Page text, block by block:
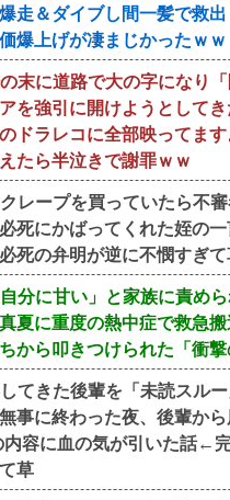
走＆ダイブし間一髪で救
爆上げが凄まじかったｗｗ
末に道路で大の字になり
を強引に開けようとして
ドラレコに全部映ってま
たら半泣きで謝罪ｗｗ
レープを買っていたら不
死にかばってくれた姪の
死の弁明が逆に不憫すぎて
自分に甘い」と家族に責め
夏に重度の熱中症で救急
から叩きつけられた「衝
てきた後輩を「未読スル
事に終わった夜、後輩か
内容に血の気が引いた話←
草